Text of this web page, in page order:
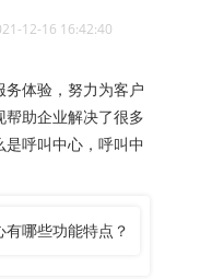
12-16 16:42:40
体验，努力为客户
助企业解决了很多
呼叫中心，呼叫中